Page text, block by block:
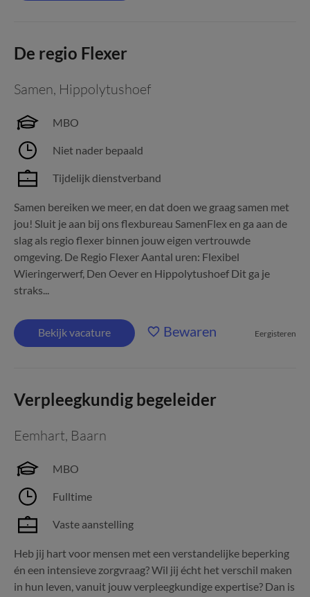
De regio Flexer
Samen, Hippolytushoef
MBO
Niet nader bepaald
Tijdelijk dienstverband
Samen bereiken we meer, en dat doen we graag samen met
jou! Sluit je aan bij ons flexbureau SamenFlex en ga aan de
slag als regio flexer binnen jouw eigen vertrouwde
omgeving. De Regio Flexer Aantal uren: Flexibel
Wieringerwerf, Den Oever en Hippolytushoef Dit ga je
straks...
Bekijk vacature Bewaren Eergisteren
Verpleegkundig begeleider
Eemhart, Baarn
MBO
Fulltime
Vaste aanstelling
Heb jij hart voor mensen met een verstandelijke beperking
én een intensieve zorgvraag? Wil jij écht het verschil maken
in hun leven, vanuit jouw verpleegkundige expertise? Dan is